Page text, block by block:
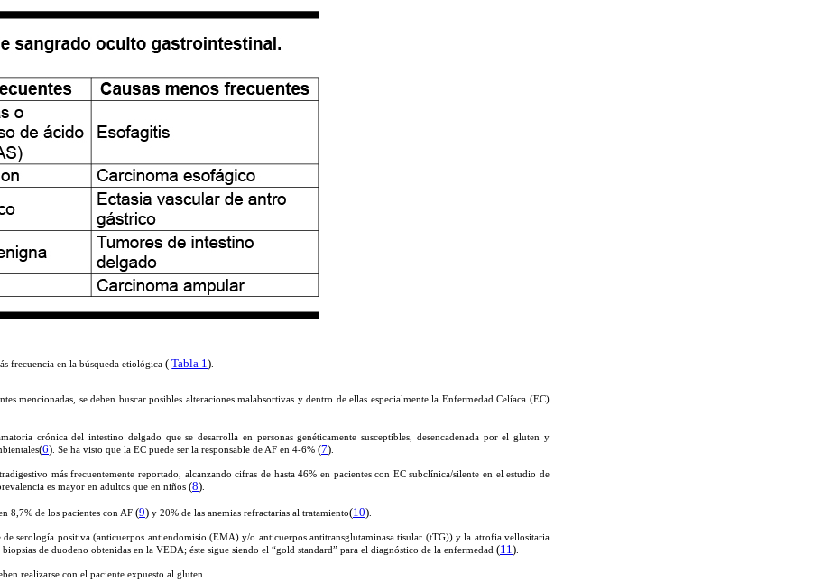
frecuencia en la búsqueda etiológica(Tabla 1)
mencionadas, se deben buscar posibles alteraciones malabsortivas y dentro de ellas especialmente la Enfermedad Celíaca (EC)
crónica del intestino delgado que se desarrolla en personas genéticamente susceptibles, desencadenada por el gluten y
(6) . Se ha visto que la EC puede ser la responsable de AF en 4-6% (7)
más frecuentemente reportado, alcanzando cifras de hasta 46% en pacientes con EC subclínica/silente en el estudio de
es mayor en adultos que en niños (8)
8,7% de los pacientes con AF (9) y 20% de las anemias refractarias al tratamiento(10)
de serología positiva (anticuerpos antiendomisio (EMA) y/o anticuerpos antitransglutaminasa tisular (tTG)) y la atrofia vellositaria
de duodeno obtenidas en la VEDA; éste sigue siendo el “gold standard” para el diagnóstico de la enfermedad (11)
realizarse con el paciente expuesto al gluten.